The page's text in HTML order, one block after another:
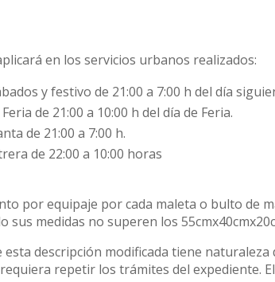
en los servicios urbanos realizados:
y festivo de 21:00 a 7:00 h del día
de 21:00 a 10:00 h del día de Feria.
de 21:00 a 7:00 h.
de 22:00 a 10:00 horas
por equipaje por cada maleta o bulto de
sus medidas no superen los
esta descripción modificada tiene
repetir los trámites del expediente.